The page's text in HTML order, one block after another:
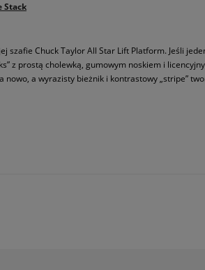
Stack
szafie Chuck Taylor All Star Lift Platform. Jeśli
z prostą cholewką, gumowym noskiem i
a wyrazisty bieżnik i kontrastowy „stripe”